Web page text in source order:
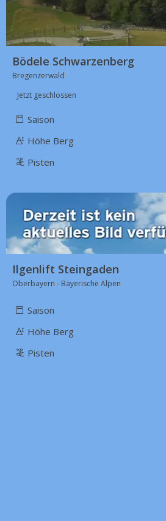
Bödele Schwarzenberg
Bregenzerwald
Jetzt geschlossen
Saison
Höhe Berg
Pisten
Ilgenlift Steingaden
Oberbayern - Bayerische Alpen
Saison
Höhe Berg
Pisten